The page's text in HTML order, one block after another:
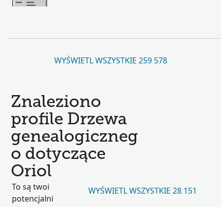
WYŚWIETL WSZYSTKIE 259 578
Znaleziono
profile Drzewa
genealogiczneg
o dotyczące
Oriol
To są twoi
potencjalni
WYŚWIETL WSZYSTKIE 28 151